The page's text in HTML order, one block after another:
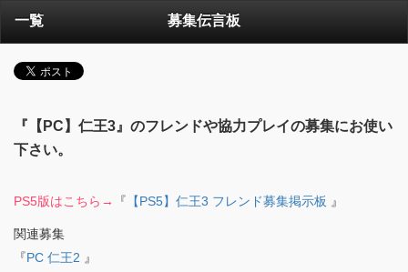
一覧 募集伝言板
『【PC】仁王3』のフレンドや協力プレイの募集にお使い
下さい。
PS5版はこちら→ 『 【PS5】仁王3 フレンド募集掲示板 』
関連募集
『PC 仁王2 』